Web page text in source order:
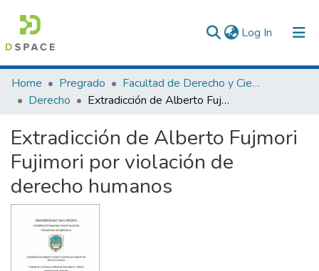
Log In (current)
Communities & Collections
All of DSpace
Statistics
Home Pregrado
Facultad de Derecho y Ciencias Políticas
Derecho
Extradicción de Alberto Fujmori Fujimori por violación de derecho humanos
Extradicción de Alberto Fujmori
Fujimori por violación de
derecho humanos